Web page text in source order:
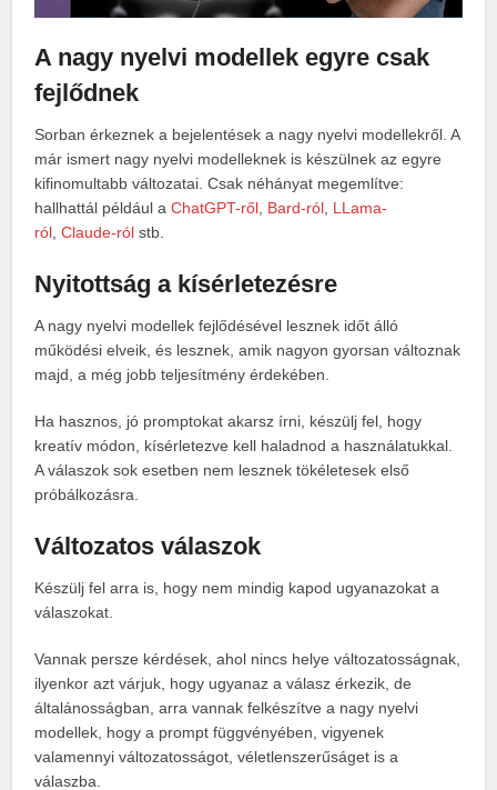
A nagy nyelvi modellek egyre csak
fejlődnek
Sorban érkeznek a bejelentések a nagy nyelvi modellekről. A
már ismert nagy nyelvi modelleknek is készülnek az egyre
kifinomultabb változatai. Csak néhányat megemlítve:
hallhattál például aChatGPT-ről Bard-ról LLama-
ról ,Claude-ról stb.
Nyitottság a kísérletezésre
A nagy nyelvi modellek fejlődésével lesznek időt álló
működési elveik, és lesznek, amik nagyon gyorsan változnak
majd, a még jobb teljesítmény érdekében.
Ha hasznos, jó promptokat akarsz írni, készülj fel, hogy
kreatív módon, kísérletezve kell haladnod a használatukkal.
A válaszok sok esetben nem lesznek tökéletesek első
próbálkozásra.
Változatos válaszok
Készülj fel arra is, hogy nem mindig kapod ugyanazokat a
válaszokat.
Vannak persze kérdések, ahol nincs helye változatosságnak,
ilyenkor azt várjuk, hogy ugyanaz a válasz érkezik, de
általánosságban, arra vannak felkészítve a nagy nyelvi
modellek, hogy a prompt függvényében, vigyenek
valamennyi változatosságot, véletlenszerűságet is a
válaszba.